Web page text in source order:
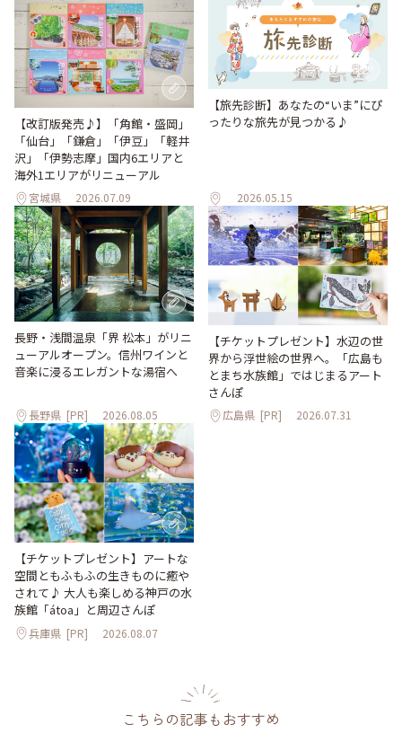
【改訂版発売♪】「角館・盛岡」
「仙台」「鎌倉」「伊豆」「軽井
沢」「伊勢志摩」国内6エリアと
海外1エリアがリニューアル
宮城県 2026.07.09
【旅先診断】あなたの“いま”にぴ
ったりな旅先が見つかる♪
2026.05.15
長野・浅間温泉「界 松本」がリニ
ューアルオープン。信州ワインと
音楽に浸るエレガントな湯宿へ
長野県 [PR] 2026.08.05
【チケットプレゼント】水辺の世
界から浮世絵の世界へ。「広島も
とまち水族館」ではじまるアート
さんぽ
広島県 [PR] 2026.07.31
【チケットプレゼント】アートな
空間ともふもふの生きものに癒や
されて♪ 大人も楽しめる神戸の水
族館「átoa」と周辺さんぽ
兵庫県 [PR] 2026.08.07
こちらの記事もおすすめ